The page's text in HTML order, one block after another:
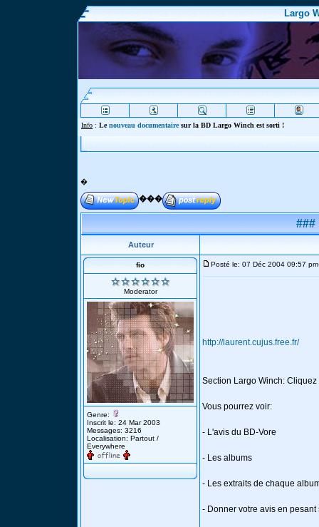
Largo
Info : Lenouveau documentairesur la BD Largo Winch est sorti !
�
���
###
Auteur
fio
Moderator
Genre:
Inscrit le: 24 Mar 2003
Messages: 3216
Localisation: Partout /
Everywhere
Posté le: 07 Déc 2004 09:57 pm
http://laurent.cujus.free.fr/
Section Largo Winch:
Vous pourrez voir:
- L'avis du BD-Vore
- Les albums
- Les extraits de chaque
- Donner votre avis en